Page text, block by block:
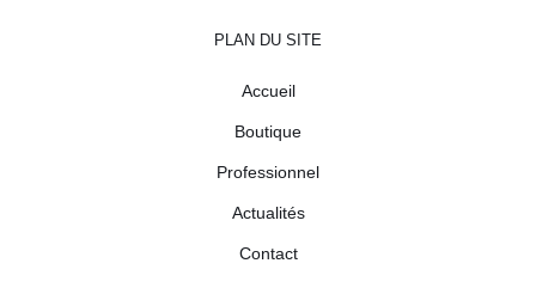
PLAN DU SITE
Accueil
Boutique
Professionnel
Actualités
Contact